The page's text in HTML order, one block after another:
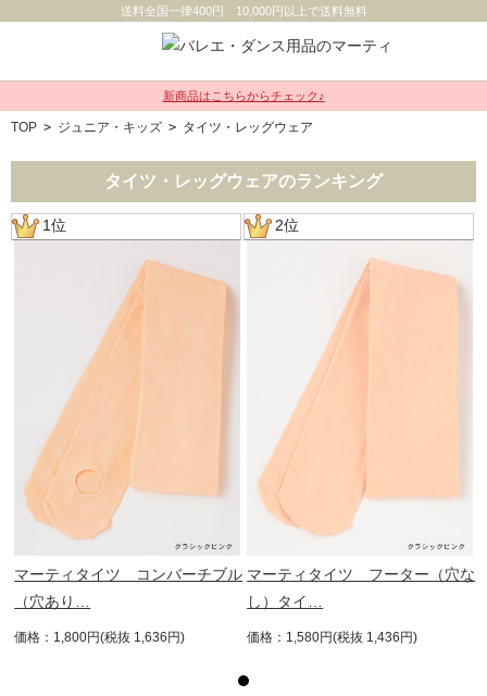
送料全国一律400円 10,000円以上で送料無料
新商品はこちらからチェック♪
TOP > ジュニア・キッズ > タイツ・レッグウェア
タイツ・レッグウェアのランキング
1位
マーティタイツ コンバーチブル
（穴あり…
価格：1,800円(税抜 1,636円)
2位
マーティタイツ フーター（穴な
し）タイ…
価格：1,580円(税抜 1,436円)